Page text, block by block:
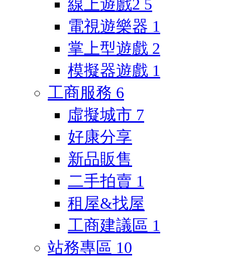
線上遊戲2 5
電視遊樂器 1
掌上型遊戲 2
模擬器遊戲 1
工商服務 6
虛擬城市 7
好康分享
新品販售
二手拍賣 1
租屋&找屋
工商建議區 1
站務專區 10